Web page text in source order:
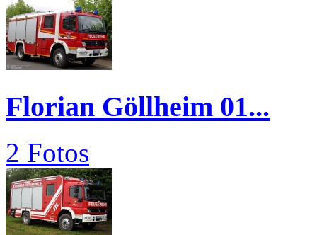
Florian Göllheim 01...
2 Fotos